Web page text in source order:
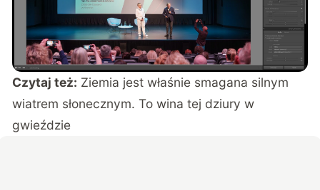
Czytaj też: Ziemia jest właśnie smagana silnym
wiatrem słonecznym. To wina tej dziury w
gwieździe